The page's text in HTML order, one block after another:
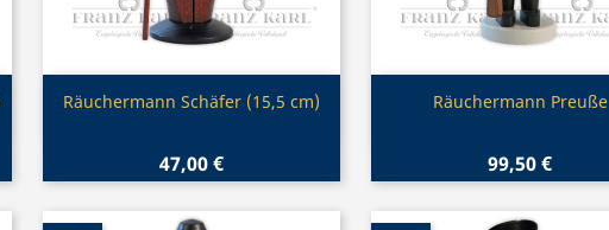
Vorschau
Räuchermann Schäfer (15,5 cm)
47,00 €
Vorschau
Räuchermann Preuße
99,50 €